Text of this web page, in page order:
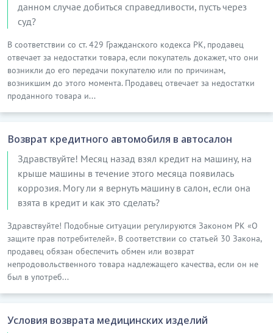
данном случае добиться справедливости, пусть через
суд?
В соответствии со ст. 429 Гражданского кодекса РК, продавец
отвечает за недостатки товара, если покупатель докажет, что они
возникли до его передачи покупателю или по причинам,
возникшим до этого момента. Продавец отвечает за недостатки
проданного товара и...
Возврат кредитного автомобиля в автосалон
Здравствуйте! Месяц назад взял кредит на машину, на
крыше машины в течение этого месяца появилась
коррозия. Могу ли я вернуть машину в салон, если она
взята в кредит и как это сделать?
Здравствуйте! Подобные ситуации регулируются Законом РК «О
защите прав потребителей». В соответствии со статьей 30 Закона,
продавец обязан обеспечить обмен или возврат
непродовольственного товара надлежащего качества, если он не
был в употреб...
Условия возврата медицинских изделий